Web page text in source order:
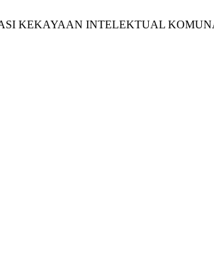
KEKAYAAN INTELEKTUAL